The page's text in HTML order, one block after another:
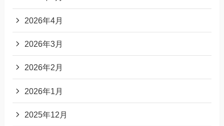
2026年4月
2026年3月
2026年2月
2026年1月
2025年12月